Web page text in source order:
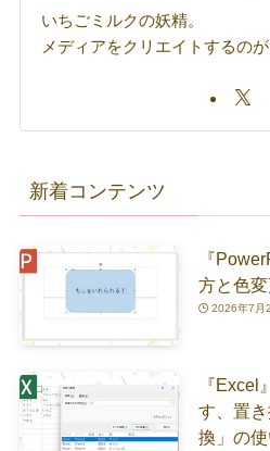
いちごミルクの妖精。
メディアをクリエイトするのが
新着コンテンツ
『
方と色
2026年7月
『Excel
す、置
換」の